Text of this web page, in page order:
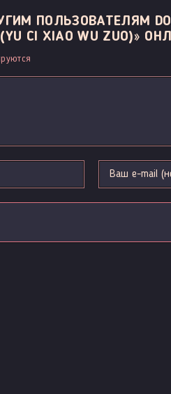
ПОЛЬЗОВАТЕЛЯМ
CI XIAO WU ZUO)»